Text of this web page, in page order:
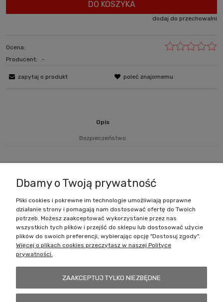
DO KOSZYKA
dodaj do przechowalni
Ocena:
Producent:
-
zapytaj o produkt poleć znajomemu
Opis
Bezpieczeństwo
Zakupy
Pomoc
Dbamy o Twoją prywatność
Pliki cookies i pokrewne im technologie umożliwiają poprawne
działanie strony i pomagają nam dostosować ofertę do Twoich
potrzeb. Możesz zaakceptować wykorzystanie przez nas
wszystkich tych plików i przejść do sklepu lub dostosować użycie
plików do swoich preferencji, wybierając opcję "Dostosuj zgody".
Więcej o plikach cookies przeczytasz w naszej Polityce
prywatności.
ZAAKCEPTUJ TYLKO NIEZBĘDNE